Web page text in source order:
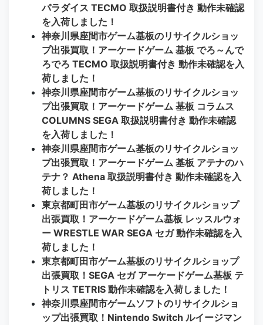
パラダイス TECMO 取扱説明書付き 動作未確認
を入荷しました！
神奈川県座間市ゲーム基板のリサイクルショッ
プ出張買取！アーケードゲーム 基板 でろ～んで
ろでろ TECMO 取扱説明書付き 動作未確認を入
荷しました！
神奈川県座間市ゲーム基板のリサイクルショッ
プ出張買取！アーケードゲーム 基板 コラムス
COLUMNS SEGA 取扱説明書付き 動作未確認
を入荷しました！
神奈川県座間市ゲーム基板のリサイクルショッ
プ出張買取！アーケードゲーム 基板 アテナのハ
テナ？ Athena 取扱説明書付き 動作未確認を入
荷しました！
東京都町田市ゲーム基板のリサイクルショップ
出張買取！アーケードゲーム基板 レッスルウォ
ー WRESTLE WAR SEGA セガ 動作未確認を入
荷しました！
東京都町田市ゲーム基板のリサイクルショップ
出張買取！SEGA セガ アーケードゲーム基板 テ
トリス TETRIS 動作未確認を入荷しました！
神奈川県座間市ゲームソフトのリサイクルショ
ップ出張買取！Nintendo Switch ルイージマン